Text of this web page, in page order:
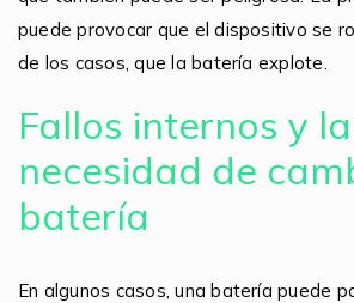
puede provocar que el dispositivo se
de los casos, que la batería explote.
Fallos internos y la
necesidad de
batería
En algunos casos, una batería puede